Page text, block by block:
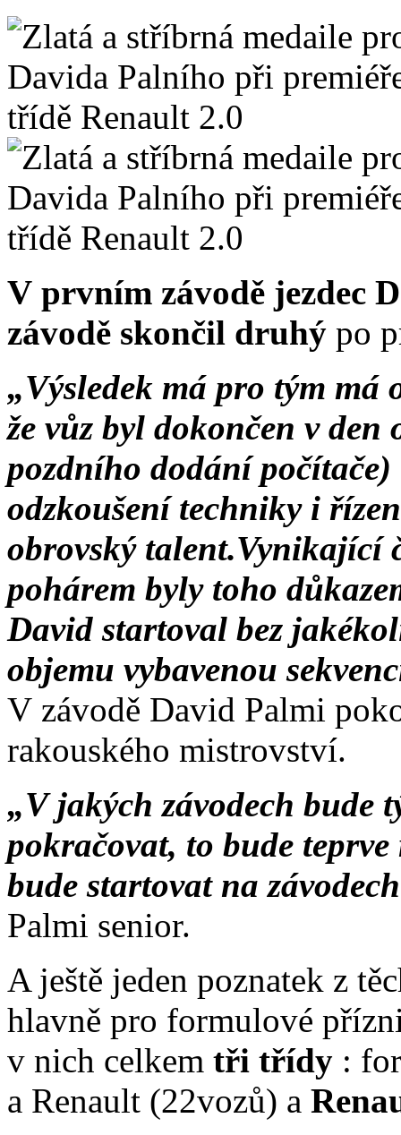
V prvním závodě jezdec
závodě skončil druhý po
„Výsledek má pro tým má
že vůz byl dokončen v
pozdního dodání počítače)
odzkoušení techniky i
obrovský talent.Vynikající
pohárem byly toho
David startoval bez
objemu vybavenou
V závodě David Palmi
rakouského mistrovství.
„V jakých závodech bude
pokračovat, to bude
bude startovat na
Palmi senior.
A ještě jeden poznatek z
hlavně pro formulové
v nich celkem tři třídy :
a Renault (22vozů) a